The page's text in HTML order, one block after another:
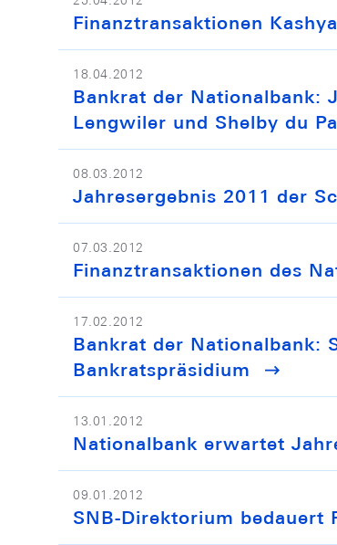
Finanztransaktionen
18.04.2012
Bankrat der Nationalbank:
Lengwiler und Shelby du
08.03.2012
Jahresergebnis 2011 der
07.03.2012
Finanztransaktionen des
17.02.2012
Bankrat der Nationalbank:
Bankratspräsidium
13.01.2012
Nationalbank erwartet
09.01.2012
SNB-Direktorium bedauert